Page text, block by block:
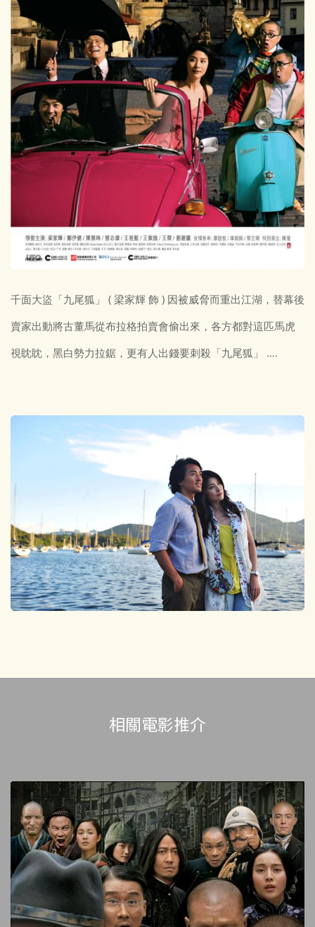
千面大盜「九尾狐」 ( 梁家輝 飾 ) 因被威脅而重出江湖，替幕後
賣家出動將古董馬從布拉格拍賣會偷出來，各方都對這匹馬虎
視眈眈，黑白勢力拉鋸，更有人出錢要刺殺「九尾狐」 ….
相關電影推介